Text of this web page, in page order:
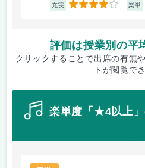
充実 4 楽単
評価は授業別の平
クリックすることで出席の有無
トが閲覧で
楽単度「★4以上